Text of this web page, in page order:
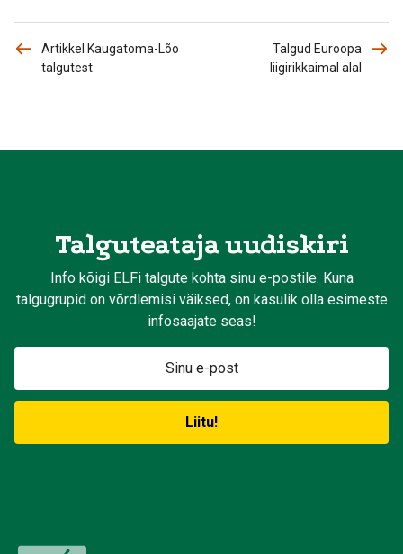
Artikkel Kaugatoma-Lõo
talgutest
Talgud Euroopa
liigirikkaimal alal
Talguteataja uudiskiri
Info kõigi ELFi talgute kohta sinu e-postile. Kuna
talgugrupid on võrdlemisi väiksed, on kasulik olla esimeste
infosaajate seas!